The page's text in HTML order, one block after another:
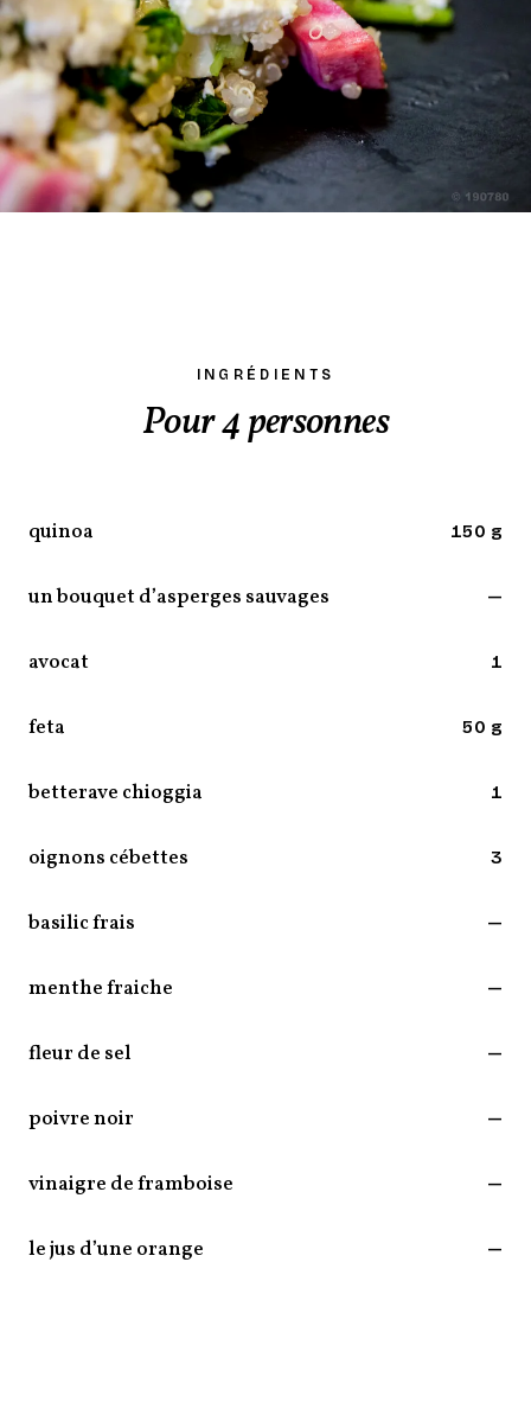
INGRÉDIENTS
Pour 4 personnes
quinoa 150 g
un bouquet d’asperges sauvages —
avocat 1
feta 50 g
betterave chioggia 1
oignons cébettes 3
basilic frais —
menthe fraiche —
fleur de sel —
poivre noir —
vinaigre de framboise —
le jus d’une orange —